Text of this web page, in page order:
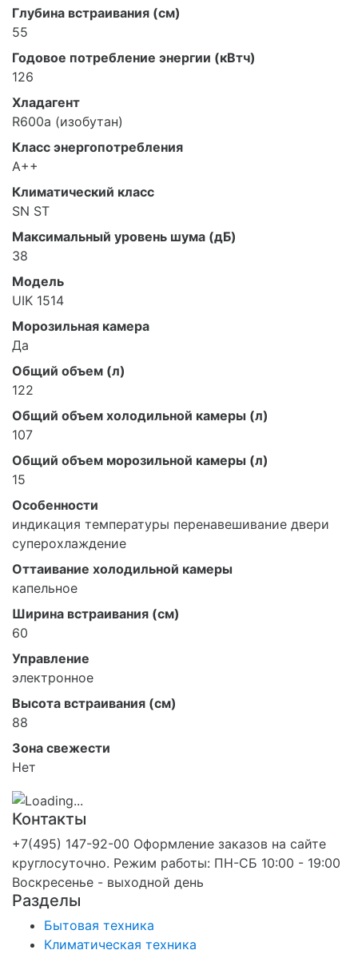
Глубина встраивания (см)
55
Годовое потребление энергии (кВтч)
126
Хладагент
R600a (изобутан)
Класс энергопотребления
A++
Климатический класс
SN ST
Максимальный уровень шума (дБ)
38
Модель
UIK 1514
Морозильная камера
Да
Общий объем (л)
122
Общий объем холодильной камеры (л)
107
Общий объем морозильной камеры (л)
15
Особенности
индикация температуры перенавешивание двери
суперохлаждение
Оттаивание холодильной камеры
капельное
Ширина встраивания (см)
60
Управление
электронное
Высота встраивания (см)
88
Зона свежести
Нет
Контакты
+7(495) 147-92-00 Оформление заказов на сайте
круглосуточно. Режим работы: ПН-СБ 10:00 - 19:00
Воскресенье - выходной день
Разделы
Бытовая техника
Климатическая техника